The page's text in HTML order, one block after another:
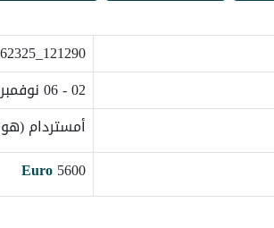
121290_162325
02 - 06 نوفمبر 2026
أمستردام
5600
Euro